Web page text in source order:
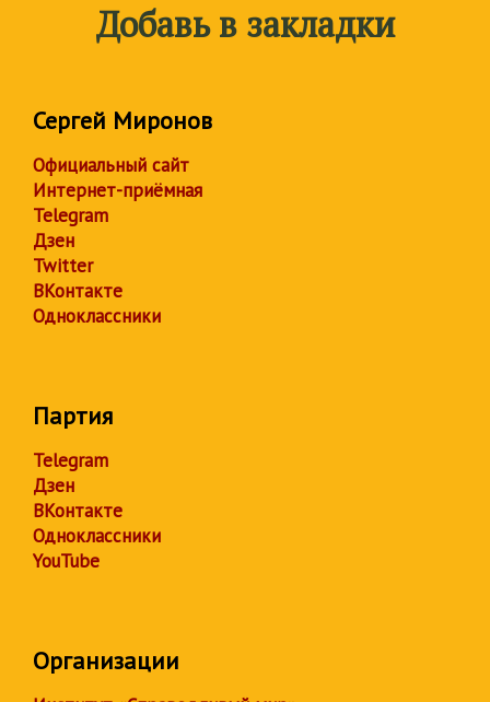
Добавь в закладки
Сергей Миронов
Официальный сайт
Интернет-приёмная
Telegram
Дзен
Twitter
ВКонтакте
Одноклассники
Партия
Telegram
Дзен
ВКонтакте
Одноклассники
YouTube
Организации